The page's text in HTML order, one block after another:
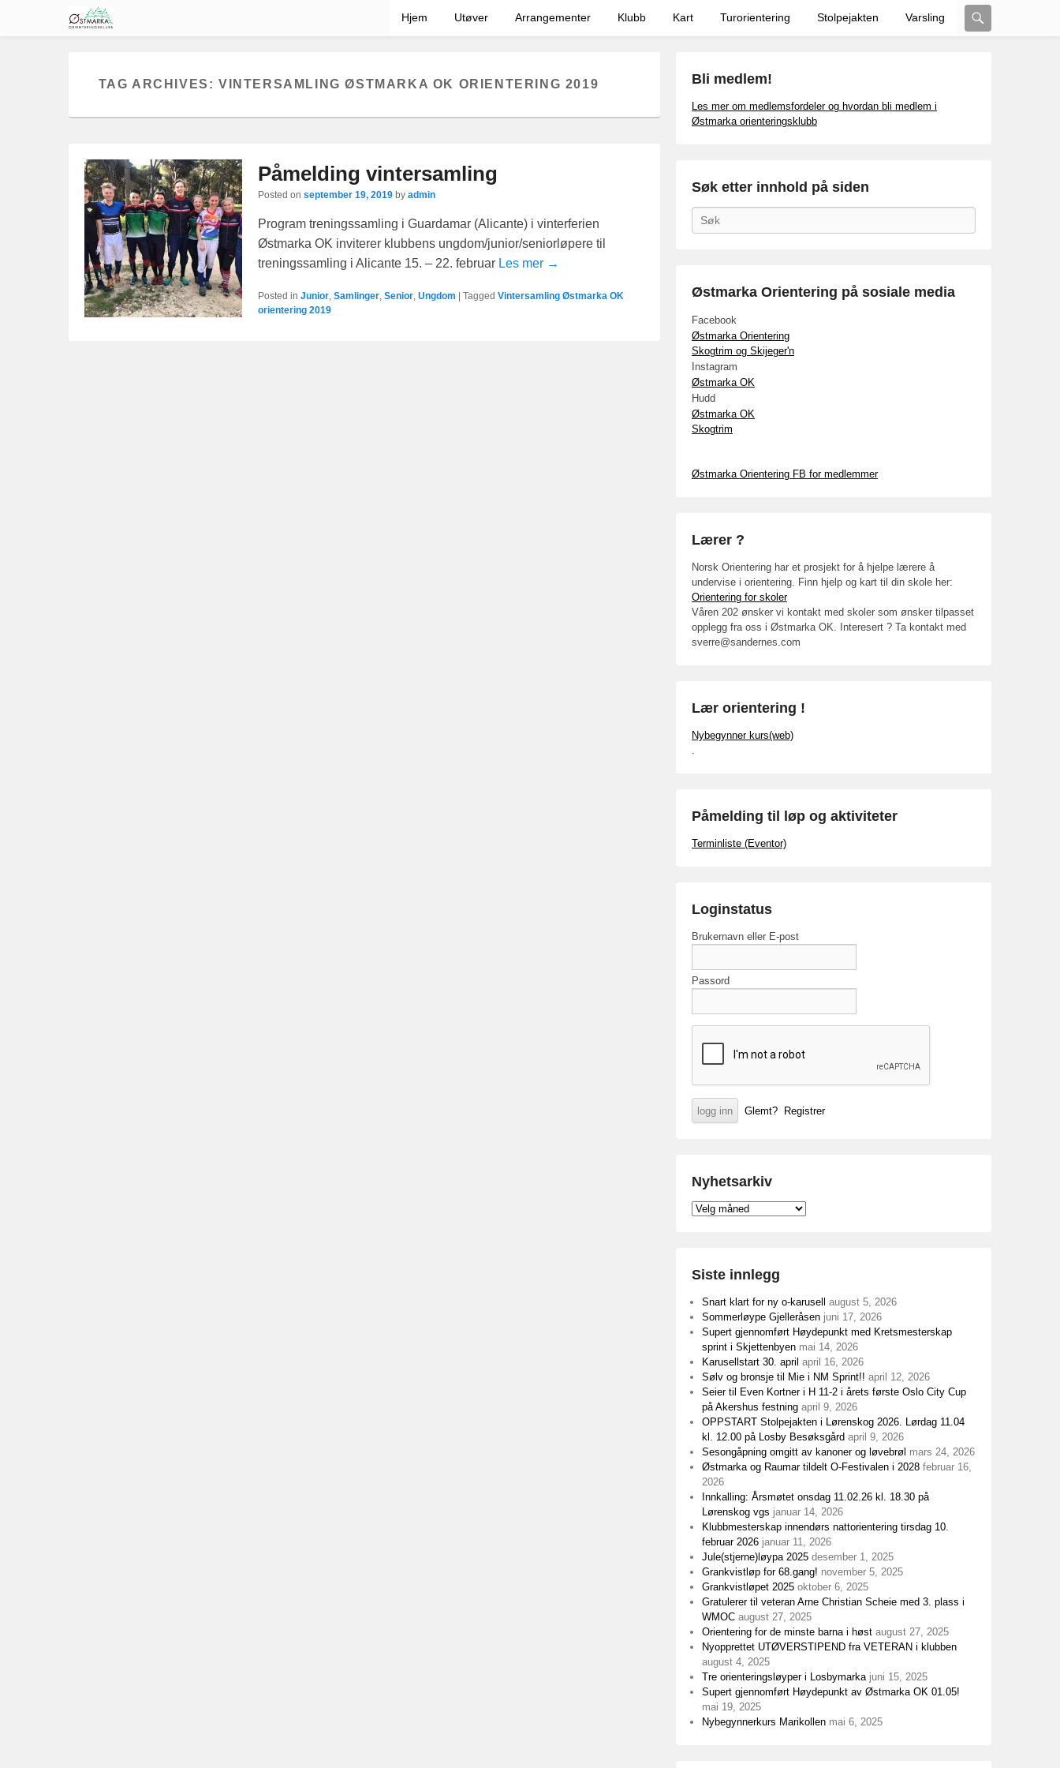
Hjem Utøver Arrangementer Klubb Kart Turorientering Stolpejakten Varsling
TAG ARCHIVES: VINTERSAMLING ØSTMARKA OK ORIENTERING 2019
Påmelding vintersamling
Posted on september 19, 2019 by admin
Program treningssamling i Guardamar (Alicante) i vinterferien
Østmarka OK inviterer klubbens ungdom/junior/seniorløpere til
treningssamling i Alicante 15. – 22. februar Les mer →
Posted in Junior, Samlinger, Senior, Ungdom Tagged Vintersamling Østmarka OK
orientering 2019
Bli medlem!
Les mer om medlemsfordeler og hvordan bli medlem i
Østmarka orienteringsklubb
Søk etter innhold på siden
Search
Østmarka Orientering på sosiale media
Facebook
Østmarka Orientering
Skogtrim og Skijeger'n
Instagram
Østmarka OK
Hudd
Østmarka OK
Skogtrim
Østmarka Orientering FB for medlemmer
Lærer ?
Norsk Orientering har et prosjekt for å hjelpe lærere å
undervise i orientering. Finn hjelp og kart til din skole her:
Orientering for skoler
Våren 202 ønsker vi kontakt med skoler som ønsker tilpasset
opplegg fra oss i Østmarka OK. Interesert ? Ta kontakt med
sverre@sandernes.com
Lær orientering !
Nybegynner kurs(web)
.
Påmelding til løp og aktiviteter
Terminliste (Eventor)
Loginstatus
Brukernavn eller E-post
Passord
Glemt? Registrer
Nyhetsarkiv
Nyhetsarkiv
Siste innlegg
Snart klart for ny o-karusell
august 5, 2026
Sommerløype Gjelleråsen juni 17, 2026
Supert gjennomført Høydepunkt med Kretsmesterskap
sprint i Skjettenbyen mai 14, 2026
Karusellstart 30. april april 16, 2026
Sølv og bronsje til Mie i NM Sprint!! april 12, 2026
Seier til Even Kortner i H 11-2 i årets første Oslo City Cup
på Akershus festning april 9, 2026
OPPSTART Stolpejakten i Lørenskog 2026. Lørdag 11.04
kl. 12.00 på Losby Besøksgård april 9, 2026
Sesongåpning omgitt av kanoner og løvebrøl mars 24, 2026
Østmarka og Raumar tildelt O-Festivalen i 2028 februar 16,
2026
Innkalling: Årsmøtet onsdag 11.02.26 kl. 18.30 på
Lørenskog vgs januar 14, 2026
Klubbmesterskap innendørs nattorientering tirsdag 10.
februar 2026 januar 11, 2026
Jule(stjerne)løypa 2025 desember 1, 2025
Grankvistløp for 68.gang! november 5, 2025
Grankvistløpet 2025 oktober 6, 2025
Gratulerer til veteran Arne Christian Scheie med 3. plass i
WMOC august 27, 2025
Orientering for de minste barna i høst august 27, 2025
Nyopprettet UTØVERSTIPEND fra VETERAN i klubben
august 4, 2025
Tre orienteringsløyper i Losbymarka juni 15, 2025
Supert gjennomført Høydepunkt av Østmarka OK 01.05!
mai 19, 2025
Nybegynnerkurs Marikollen mai 6, 2025